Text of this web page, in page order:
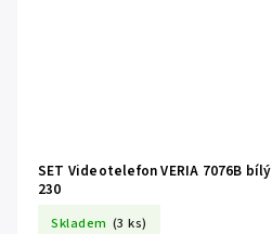
SET Videotelefon VERIA 7076B
230
Skladem (3 ks)